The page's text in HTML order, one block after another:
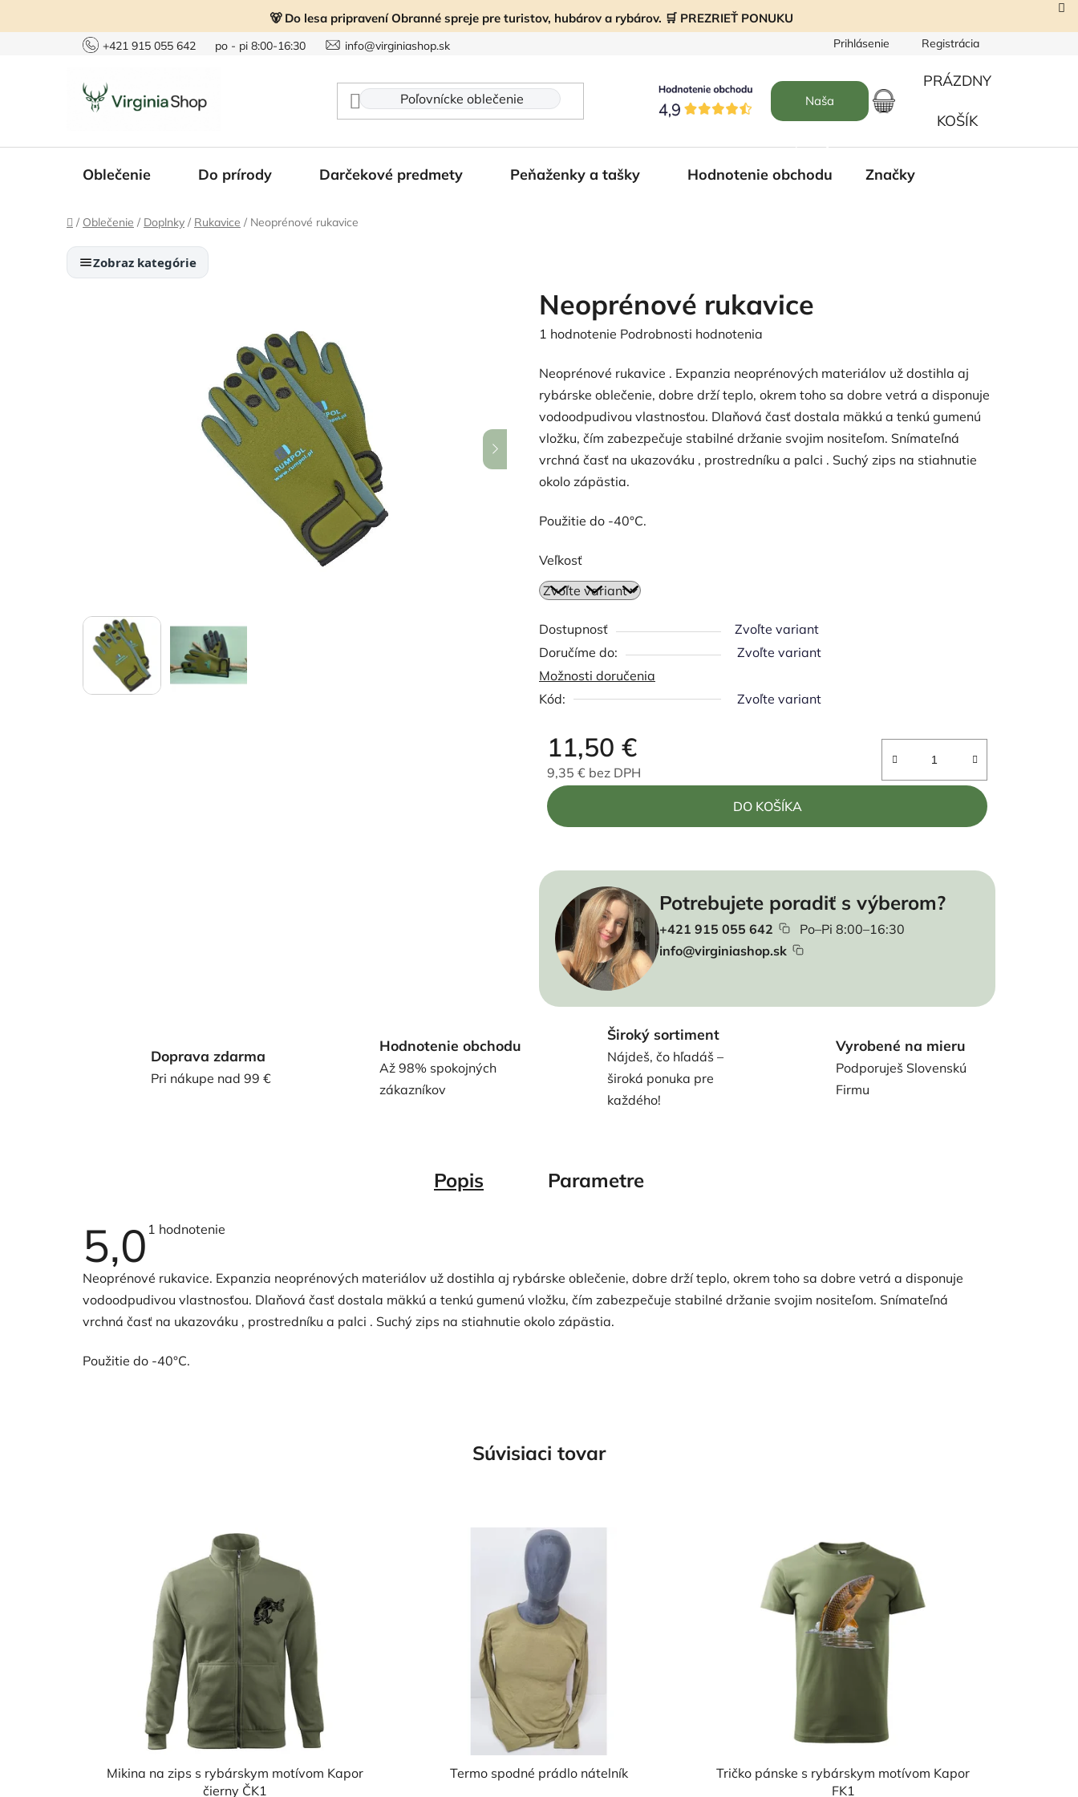
🐻 Do lesa pripravení Obranné spreje pre turistov, hubárov a rybárov. 🛒 PREZRIEŤ PONUKU
+421 915 055 642 po - pi 8:00-16:30 info@virginiashop.sk Prihlásenie Registrácia
Naša
NÁKUPNÝ
PRÁZDNY
KOŠÍK
Oblečenie Do prírody Darčekové predmety Peňaženky a tašky Hodnotenie obchodu Značky
Domov
/ Oblečenie / Doplnky / Rukavice / Neoprénové rukavice
Zobraz kategórie
Neoprénové rukavice
Priemerné
produktu
je
5,0
z
5
hviezdičiek.
1 hodnotenie Podrobnosti hodnotenia
Neoprénové rukavice . Expanzia neoprénových materiálov už dostihla aj
rybárske oblečenie, dobre drží teplo, okrem toho sa dobre vetrá a disponuje
vodoodpudivou vlastnosťou. Dlaňová časť dostala mäkkú a tenkú gumenú
vložku, čím zabezpečuje stabilné držanie svojim nositeľom. Snímateľná
vrchná časť na ukazováku , prostredníku a palci . Suchý zips na stiahnutie
okolo zápästia.
Použitie do -40°C.
Veľkosť
Dostupnosť
Zvoľte variant
Zvoľte variant
Možnosti doručenia
Kód:
Zvoľte variant
11,50 €
9,35 € bez DPH
Jednotková cena:
DO KOŠÍKA
Potrebujete poradiť s výberom?
+421 915 055 642
Po–Pi 8:00–16:30
info@virginiashop.sk
Doprava zdarma
Pri nákupe nad 99 €
Hodnotenie obchodu
Až 98% spokojných
zákazníkov
Široký sortiment
Nájdeš, čo hľadáš –
široká ponuka pre
každého!
Vyrobené na mieru
Podporuješ Slovenskú
Firmu
Popis Parametre
5,0 Priemerné
5,0
z
5
hviezdičiek.
1 hodnotenie
Neoprénové rukavice. Expanzia neoprénových materiálov už dostihla aj rybárske oblečenie, dobre drží teplo, okrem toho sa dobre vetrá a disponuje
vodoodpudivou vlastnosťou. Dlaňová časť dostala mäkkú a tenkú gumenú vložku, čím zabezpečuje stabilné držanie svojim nositeľom. Snímateľná
vrchná časť na ukazováku , prostredníku a palci . Suchý zips na stiahnutie okolo zápästia.
Použitie do -40°C.
Súvisiaci tovar
Mikina na zips s rybárskym motívom Kapor
čierny ČK1
Termo spodné prádlo nátelník
Tričko pánske s rybárskym motívom Kapor
FK1